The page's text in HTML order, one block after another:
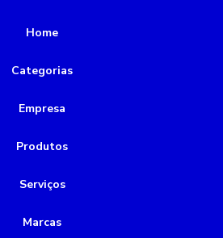
bomba de incêndio preço
Home
Categorias
Empresa
Produtos
Serviços
Marcas